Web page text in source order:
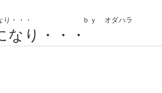
なり・・・ ｂｙ オダハラ
なり・・・